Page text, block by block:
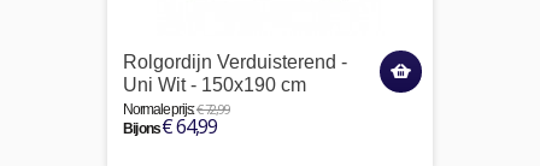
Rolgordijn Verduisterend -
Uni Wit - 150x190 cm
Normale prijs:€ 72,99
Bij ons€ 64,99